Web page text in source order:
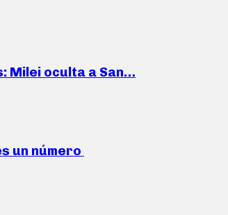
Milei oculta a San…
un número